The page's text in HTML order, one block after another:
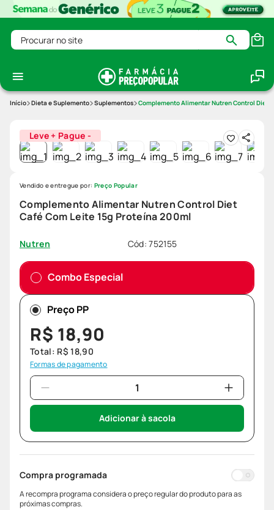
Procurar no site
Dieta e Suplemento Suplementos Complemento Alimentar Nutren Control Diet
Leve + Pague -
Complemento Alimentar Nutren Control Diet
Café Com Leite 15g Proteína 200ml
Nutren Cód:752155
Vendido e entregue por: Preço Popular
Combo Especial
Preço PP
R$ 18,90
Total: R$ 18,90
Formas de pagamento
Adicionar à sacola
Compra programada
A recompra programa considera o preço regular do produto para as
próximas compras.